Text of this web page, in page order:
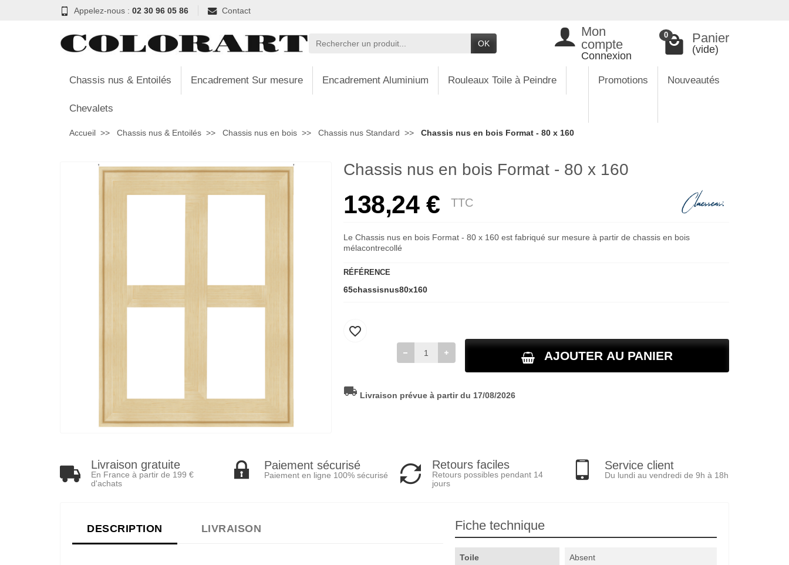
Appelez-nous : 02 30 96 05 86 Contact
OK
Mon
compte
Connexion
0 Panier
(vide)
Chassis nus & Entoilés Encadrement Sur mesure Encadrement Aluminium Rouleaux Toile à Peindre
Chevalets
Promotions Nouveautés
Accueil Chassis nus & Entoilés Chassis nus en bois Chassis nus Standard Chassis nus en bois Format - 80 x 160
Chassis nus en bois Format - 80 x 160
138,24 € TTC
Le Chassis nus en bois Format - 80 x 160 est fabriqué sur mesure à partir de chassis en bois
mélacontrecollé
RÉFÉRENCE
65chassisnus80x160
AJOUTER AU PANIER
favorite_border
local_shipping Livraison prévue à partir du 17/08/2026
Livraison gratuite
En France à partir de 199 €
d'achats
Paiement sécurisé
Paiement en ligne 100% sécurisé
Retours faciles
Retours possibles pendant 14
jours
Service client
Du lundi au vendredi de 9h à 18h
DESCRIPTION LIVRAISON Fiche technique
Toile Absent